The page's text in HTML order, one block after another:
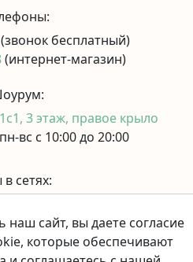
(звонок бесплатный)
(интернет-магазин)
3 этаж, правое крыло
вс с 10:00 до 20:00
сетях:
к оплате:
сайт, вы даете согласие
которые обеспечивают